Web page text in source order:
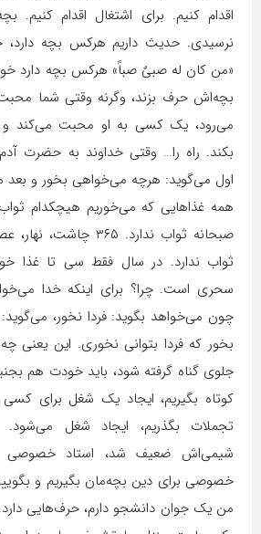
اقدام کنیم. برای اشتغال اقدام کنیم.
نرسیدی. حدیث داریم هرکس بچه
«من کان له صبیٌ صباً» هرکس بچه دارد
بچه‌اش حرف بزند، وگرنه وقتی شما
می‌رود، یک کسی به او محبت می‌کند
بکند. راه را… وقتی خداوند به حضرت
اول می‌گوید: هرچه می‌خواهی بخور و بعد
صبحانه ثواب ندارد. ۳۶۵
ثواب ندارد. در سال فقط سی تا غذا
سحری است. چرا؟ برای اینکه خدا
چون می‌خواهد بگوید: فردا نخور،
بخور که فردا بتوانی نخوری. این یعنی
جلوی گناه گرفته شود، باید خودت هم
کوتاه بگیریم، ایجاد یک شغل برای
تجملات بگذریم، ایجاد شغل
شیمی‌اش ضعیف شد، استاد خصوصی
خصوصی برای دین بچه‌مان بگیریم و
من یک جوان دانشجو دارم، حرف‌هایی